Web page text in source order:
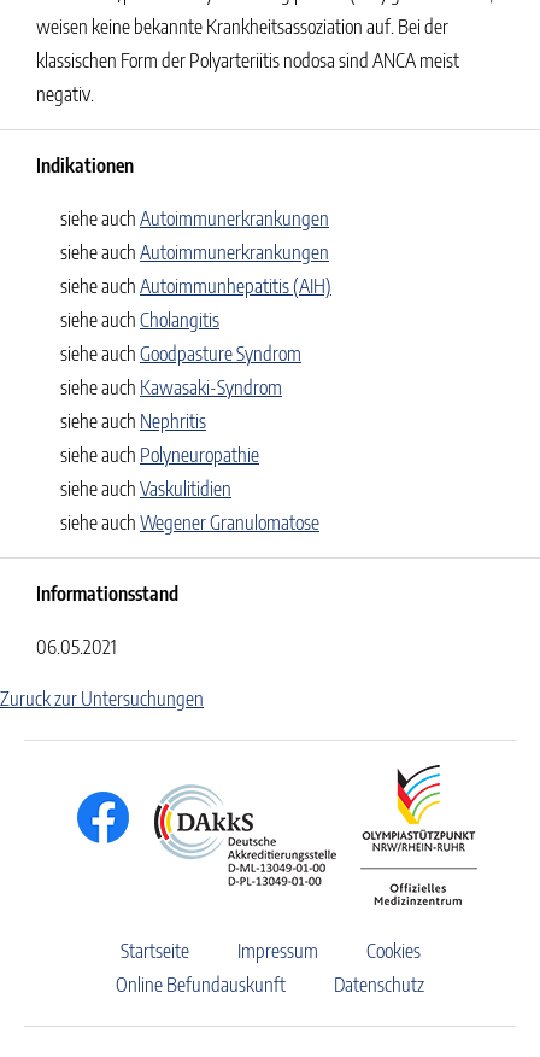
weisen keine bekannte Krankheitsassoziation auf. Bei der
klassischen Form der Polyarteriitis nodosa sind ANCA meist
negativ.
Indikationen
siehe auch Autoimmunerkrankungen
siehe auch Autoimmunerkrankungen
siehe auch Autoimmunhepatitis (AIH)
siehe auch Cholangitis
siehe auch Goodpasture Syndrom
siehe auch Kawasaki-Syndrom
siehe auch Nephritis
siehe auch Polyneuropathie
siehe auch Vaskulitidien
siehe auch Wegener Granulomatose
Informationsstand
06.05.2021
Zuruck zur Untersuchungen
Startseite Impressum
Cookies
Online Befundauskunft
Datenschutz